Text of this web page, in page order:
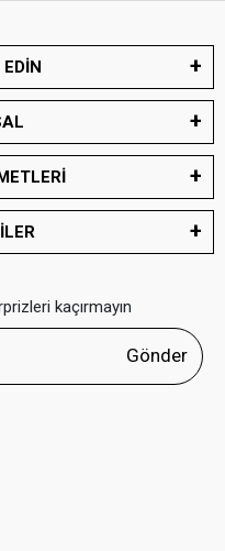
kaçırmayın
Gönder